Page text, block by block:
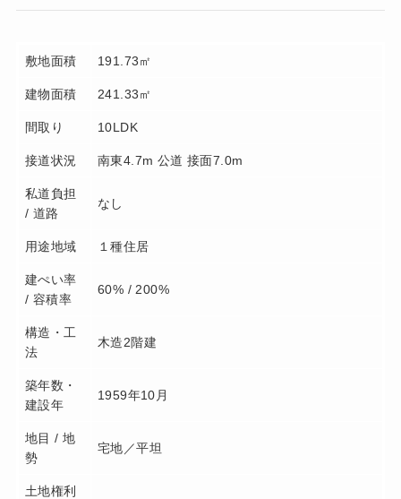
敷地面積 191.73㎡
建物面積 241.33㎡
間取り 10LDK
接道状況 南東4.7m 公道 接面7.0m
私道負担
/ 道路
なし
用途地域 １種住居
建ぺい率
/ 容積率
60% / 200%
構造・工
法
木造2階建
築年数・
建設年
1959年10月
地目 / 地
勢
宅地／平坦
土地権利